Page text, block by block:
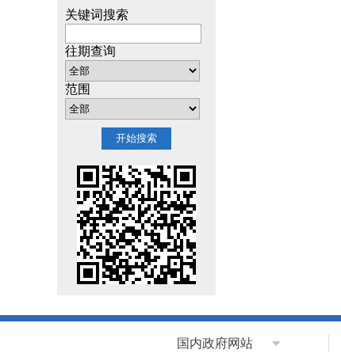
关键词搜索
往期查询
范围
国内政府网站